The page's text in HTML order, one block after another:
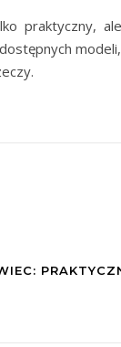
praktyczny,